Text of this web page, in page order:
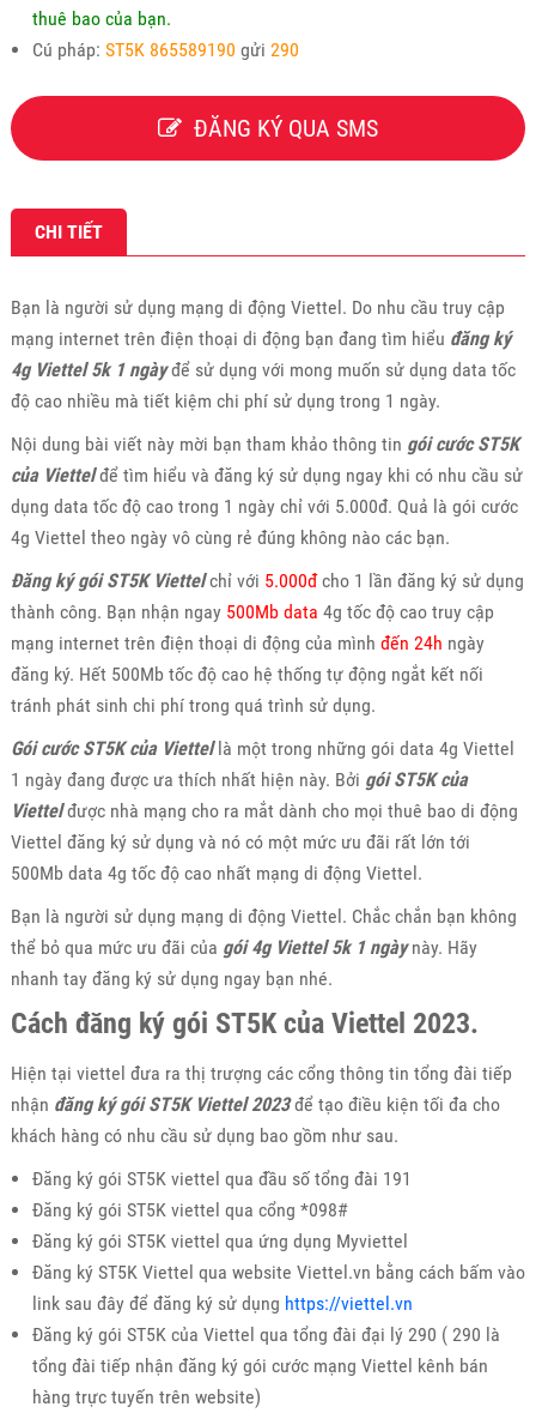
thuê bao của bạn.
Cú pháp: ST5K 865589190 gửi 290
ĐĂNG KÝ QUA SMS
CHI TIẾT
Bạn là người sử dụng mạng di động Viettel. Do nhu cầu truy cập
mạng internet trên điện thoại di động bạn đang tìm hiểu đăng ký
4g Viettel 5k 1 ngàyđể sử dụng với mong muốn sử dụng data tốc
độ cao nhiều mà tiết kiệm chi phí sử dụng trong 1 ngày.
Nội dung bài viết này mời bạn tham khảo thông tin gói cước ST5K
của Viettelđể tìm hiểu và đăng ký sử dụng ngay khi có nhu cầu sử
dụng data tốc độ cao trong 1 ngày chỉ với 5.000đ. Quả là gói cước
4g Viettel theo ngày vô cùng rẻ đúng không nào các bạn.
Đăng ký gói ST5K Viettelchỉ với 5.000đcho 1 lần đăng ký sử dụng
thành công. Bạn nhận ngay500Mb data 4g tốc độ cao truy cập
mạng internet trên điện thoại di động của mình đến 24h ngày
đăng ký. Hết 500Mb tốc độ cao hệ thống tự động ngắt kết nối
tránh phát sinh chi phí trong quá trình sử dụng.
Gói cước ST5K của Viettellà một trong những gói data 4g Viettel
1 ngày đang được ưa thích nhất hiện này. Bởi gói ST5K của
Viettelđược nhà mạng cho ra mắt dành cho mọi thuê bao di động
Viettel đăng ký sử dụng và nó có một mức ưu đãi rất lớn tới
500Mb data 4g tốc độ cao nhất mạng di động Viettel.
Bạn là người sử dụng mạng di động Viettel. Chắc chắn bạn không
thể bỏ qua mức ưu đãi của gói 4g Viettel 5k 1 ngàynày. Hãy
nhanh tay đăng ký sử dụng ngay bạn nhé.
Cách đăng ký gói ST5K của Viettel 2023.
Hiện tại viettel đưa ra thị trượng các cổng thông tin tổng đài tiếp
nhận đăng ký gói ST5K Viettel 2023để tạo điều kiện tối đa cho
khách hàng có nhu cầu sử dụng bao gồm như sau.
Đăng ký gói ST5K viettel qua đầu số tổng đài 191
Đăng ký gói ST5K viettel qua cổng *098#
Đăng ký gói ST5K viettel qua ứng dụng Myviettel
Đăng ký ST5K Viettel qua website Viettel.vn bằng cách bấm vào
link sau đây để đăng ký sử dụng https://viettel.vn
Đăng ký gói ST5K của Viettel qua tổng đài đại lý 290 ( 290 là
tổng đài tiếp nhận đăng ký gói cước mạng Viettel kênh bán
hàng trực tuyến trên website)